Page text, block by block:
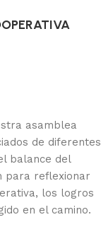
asamblea
de diferentes
balance del
para reflexionar
los logros
en el camino.